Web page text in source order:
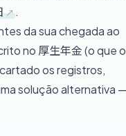
.
da sua chegada ao
no 厚生年金 (o que o
os registros,
solução alternativa